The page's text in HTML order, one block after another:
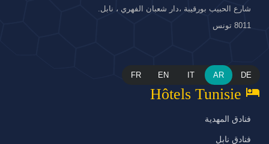
شارع الحبيب بورقيبة ،دار شعبان الفهري ، نابل.
8011 تونس
FR EN IT AR DE
hotel
فنادق المهدية
فنادق نابل